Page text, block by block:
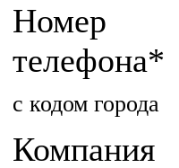
Номер
телефона*
с кодом города
Компания